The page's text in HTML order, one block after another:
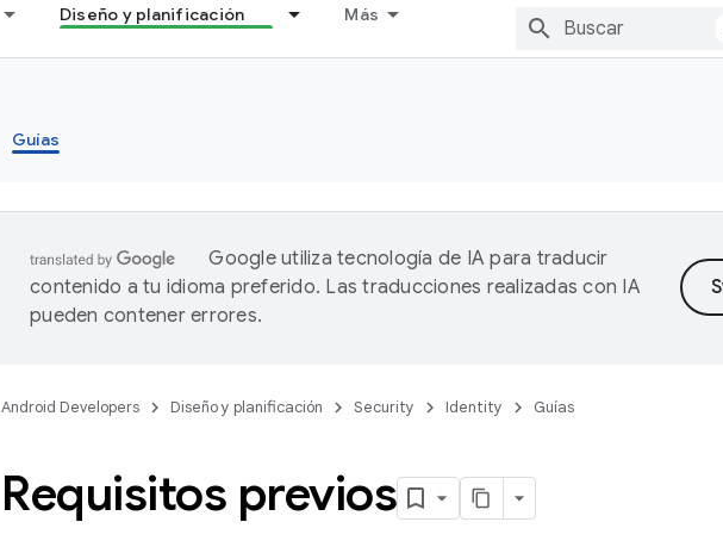
Diseño y planificación Más
Guías
Google utiliza tecnología de IA para traducir
contenido a tu idioma preferido. Las traducciones realizadas con IA
pueden contener errores.
Android Developers Diseño y planificación Security Identity Guías
Requisitos previos